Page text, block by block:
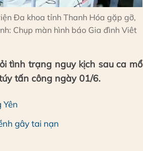
Đa khoa tỉnh Thanh Hóa gặp gỡ,
Chụp màn hình báo Gia đình Viêt
tình trạng nguy kịch sau ca mổ
tấn công ngày 01/6.
gây tai nạn